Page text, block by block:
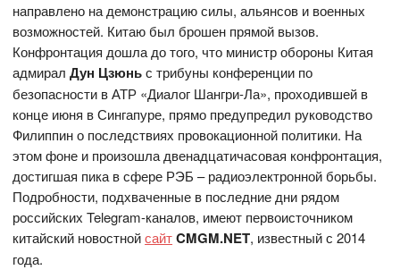
направлено на демонстрацию силы, альянсов и военных
возможностей. Китаю был брошен прямой вызов.
Конфронтация дошла до того, что министр обороны Китая
адмиралДун Цзюньс трибуны конференции по
безопасности в АТР «Диалог Шангри-Ла», проходившей в
конце июня в Сингапуре, прямо предупредил руководство
Филиппин о последствиях провокационной политики. На
этом фоне и произошла двенадцатичасовая конфронтация,
достигшая пика в сфере РЭБ – радиоэлектронной борьбы.
Подробности, подхваченные в последние дни рядом
российских Telegram-каналов, имеют первоисточником
китайский новостнойсайтCMGM.NET, известный с 2014
года.